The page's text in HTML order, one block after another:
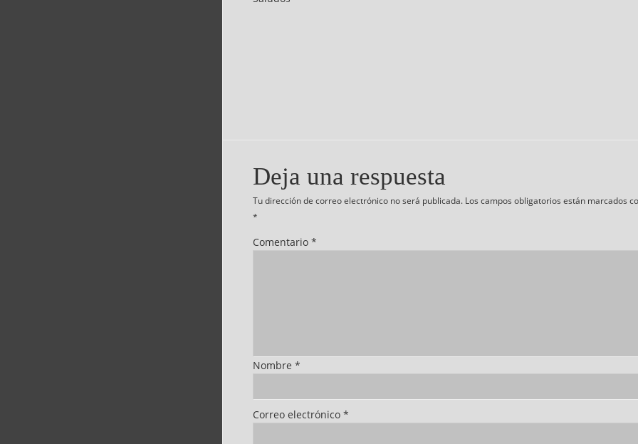
Deja una respuesta
Tu dirección de correo electrónico no será publicada. Los campos obligatorios están marcados
*
Comentario *
Nombre *
Correo electrónico *